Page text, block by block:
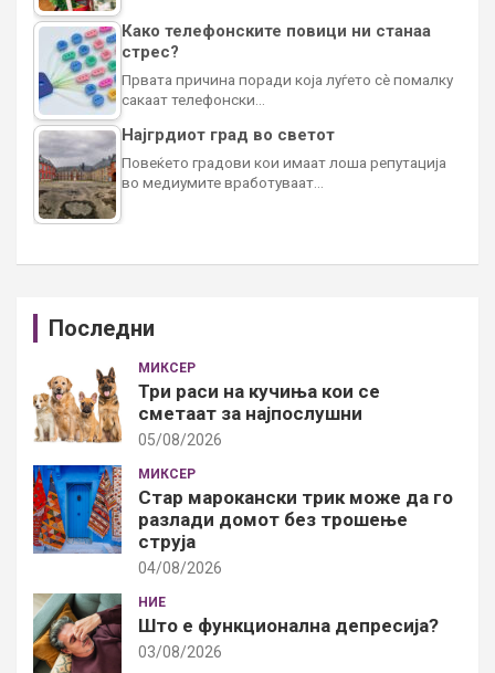
Како телефонските повици ни станаа
стрес?
Првата причина поради која луѓето сè помалку
сакаат телефонски…
Најгрдиот град во светот
Повеќето градови кои имаат лоша репутација
во медиумите вработуваат…
Последни
МИКСЕР
Три раси на кучиња кои се
сметаат за најпослушни
05/08/2026
МИКСЕР
Стар марокански трик може да го
разлади домот без трошење
струја
04/08/2026
НИЕ
Што е функционална депресија?
03/08/2026